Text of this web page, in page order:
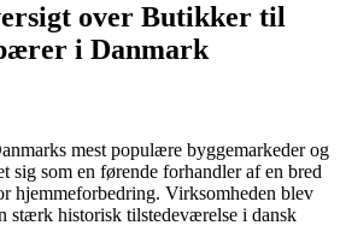
over Butikker til
i Danmark
mest populære byggemarkeder og
sig som en førende forhandler af en bred
hjemmeforbedring. Virksomheden blev
stærk historisk tilstedeværelse i dansk